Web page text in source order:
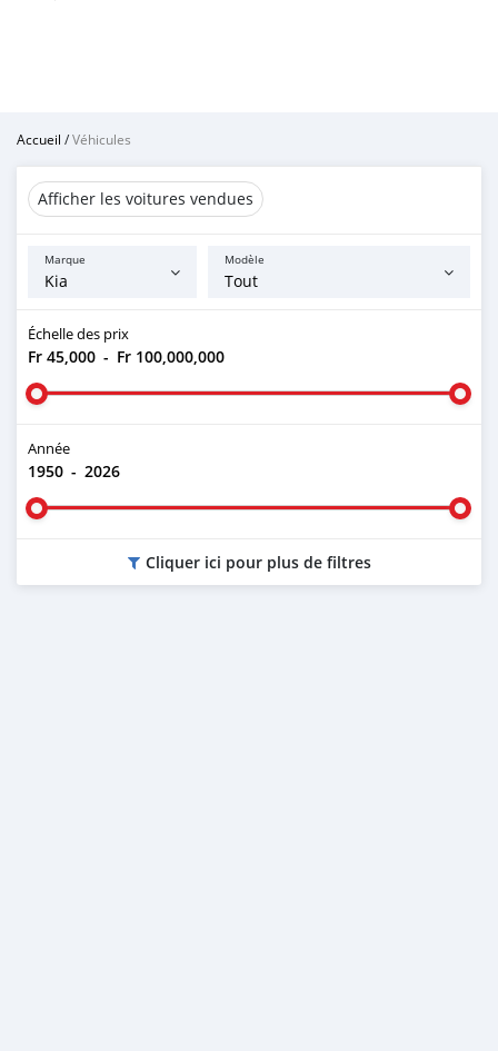
Accueil /Véhicules
Afficher les voitures vendues
Marque Modèle
Échelle des prix
Fr 45,000 - Fr 100,000,000
Année
1950 - 2026
Cliquer ici pour plus de filtres